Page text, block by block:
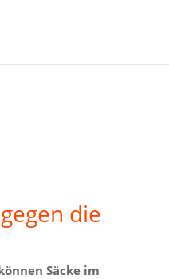
die
Säcke im